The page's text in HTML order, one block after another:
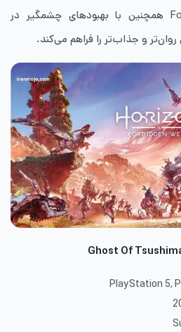
کاوش کرد. Forbidden West همچنین با بهبودهای چشمگیر در
و جذاب‌تر را فراهم می‌کند.
Ghost Of